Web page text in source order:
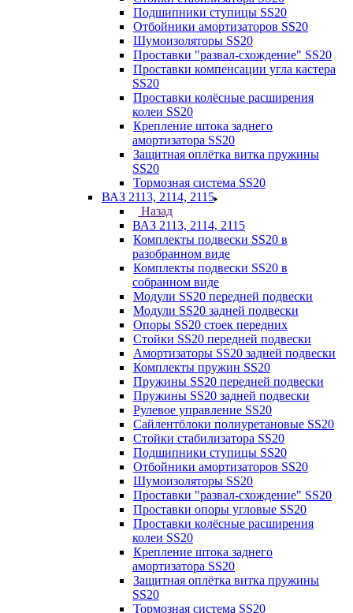
Подшипники ступицы SS20
Отбойники амортизаторов SS20
Шумоизоляторы SS20
Проставки "развал-схождение" SS20
Проставки компенсации угла кастера
SS20
Проставки колёсные расширения
колеи SS20
Крепление штока заднего
амортизатора SS20
Защитная оплётка витка пружины
SS20
Тормозная система SS20
ВАЗ 2113, 2114, 2115
Назад
ВАЗ 2113, 2114, 2115
Комплекты подвески SS20 в
разобранном виде
Комплекты подвески SS20 в
собранном виде
Модули SS20 передней подвески
Модули SS20 задней подвески
Опоры SS20 стоек передних
Стойки SS20 передней подвески
Амортизаторы SS20 задней подвески
Комплекты пружин SS20
Пружины SS20 передней подвески
Пружины SS20 задней подвески
Рулевое управление SS20
Сайлентблоки полиуретановые SS20
Стойки стабилизатора SS20
Подшипники ступицы SS20
Отбойники амортизаторов SS20
Шумоизоляторы SS20
Проставки "развал-схождение" SS20
Проставки опоры угловые SS20
Проставки колёсные расширения
колеи SS20
Крепление штока заднего
амортизатора SS20
Защитная оплётка витка пружины
SS20
Тормозная система SS20